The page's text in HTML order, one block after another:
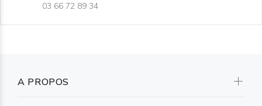
03 66 72 89 34
A PROPOS